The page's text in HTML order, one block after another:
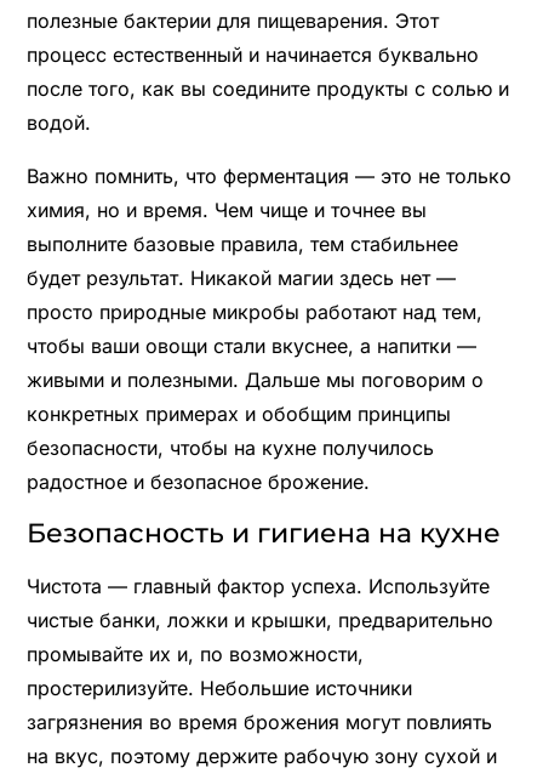
полезные бактерии для пищеварения. Этот
процесс естественный и начинается буквально
после того, как вы соедините продукты с солью и
водой.
Важно помнить, что ферментация — это не только
химия, но и время. Чем чище и точнее вы
выполните базовые правила, тем стабильнее
будет результат. Никакой магии здесь нет —
просто природные микробы работают над тем,
чтобы ваши овощи стали вкуснее, а напитки —
живыми и полезными. Дальше мы поговорим о
конкретных примерах и обобщим принципы
безопасности, чтобы на кухне получилось
радостное и безопасное брожение.
Безопасность и гигиена на кухне
Чистота — главный фактор успеха. Используйте
чистые банки, ложки и крышки, предварительно
промывайте их и, по возможности,
простерилизуйте. Небольшие источники
загрязнения во время брожения могут повлиять
на вкус, поэтому держите рабочую зону сухой и